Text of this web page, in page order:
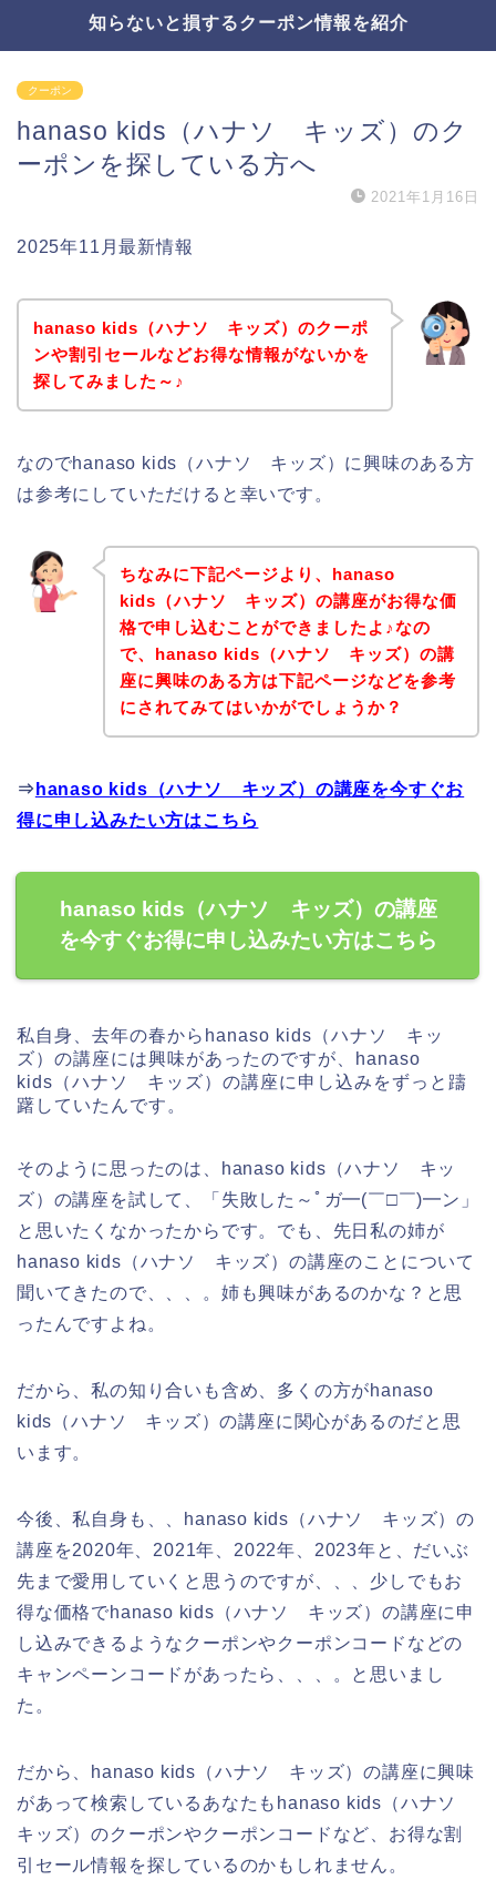
知らないと損するクーポン情報を紹介
クーポン
hanaso kids（ハナソ キッズ）のク
ーポンを探している方へ
2021年1月16日
2025年11月最新情報
hanaso kids（ハナソ キッズ）のクーポ
ンや割引セールなどお得な情報がないかを
探してみました～♪
なのでhanaso kids（ハナソ キッズ）に興味のある方
は参考にしていただけると幸いです。
ちなみに下記ページより、hanaso
kids（ハナソ キッズ）の講座がお得な価
格で申し込むことができましたよ♪なの
で、hanaso kids（ハナソ キッズ）の講
座に興味のある方は下記ページなどを参考
にされてみてはいかがでしょうか？
⇒ hanaso kids（ハナソ キッズ）の講座を今すぐお
得に申し込みたい方はこちら
hanaso kids（ハナソ キッズ）の講座
を今すぐお得に申し込みたい方はこちら
私自身、去年の春からhanaso kids（ハナソ キッ
ズ）の講座には興味があったのですが、hanaso
kids（ハナソ キッズ）の講座に申し込みをずっと躊
躇していたんです。
そのように思ったのは、hanaso kids（ハナソ キッ
ズ）の講座を試して、「失敗した～ﾟガ━(￣□￣)━ン」
と思いたくなかったからです。でも、先日私の姉が
hanaso kids（ハナソ キッズ）の講座のことについて
聞いてきたので、、、。姉も興味があるのかな？と思
ったんですよね。
だから、私の知り合いも含め、多くの方がhanaso
kids（ハナソ キッズ）の講座に関心があるのだと思
います。
今後、私自身も、、hanaso kids（ハナソ キッズ）の
講座を2020年、2021年、2022年、2023年と、だいぶ
先まで愛用していくと思うのですが、、、少しでもお
得な価格でhanaso kids（ハナソ キッズ）の講座に申
し込みできるようなクーポンやクーポンコードなどの
キャンペーンコードがあったら、、、。と思いまし
た。
だから、hanaso kids（ハナソ キッズ）の講座に興味
があって検索しているあなたもhanaso kids（ハナソ
キッズ）のクーポンやクーポンコードなど、お得な割
引セール情報を探しているのかもしれません。